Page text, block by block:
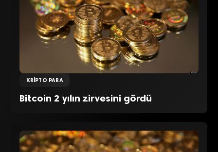
KRIPTO PARA
Bitcoin 2 yılın zirvesini gördü